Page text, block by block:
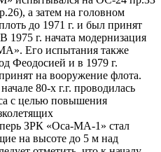
а затем на головном
до 1971 г. и был принят
г. начата модернизация
Его испытания также
Феодосией и в 1979 г.
на вооружение флота.
80-х г.г. проводилась
с целью повышения
ЗРК «Оса-МА-1» стал
на высоте до 5 м над